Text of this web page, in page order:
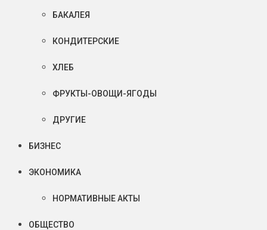
БАКАЛЕЯ
КОНДИТЕРСКИЕ
ХЛЕБ
ФРУКТЫ-ОВОЩИ-ЯГОДЫ
ДРУГИЕ
БИЗНЕС
ЭКОНОМИКА
НОРМАТИВНЫЕ АКТЫ
ОБЩЕСТВО